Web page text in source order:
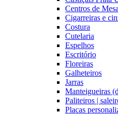
Centros de
Cigarreiras e
Costura
Cutelaria
Espelhos
Escritório
Floreiras
Galheteiros
Jarras
Manteigueiras
Paliteiros |
Placas